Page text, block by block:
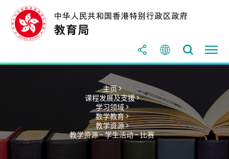
主页 >
课程发展及支援 >
学习领域 >
数学教育 >
教学资源 >
教学资源 - 学生活动 - 比赛